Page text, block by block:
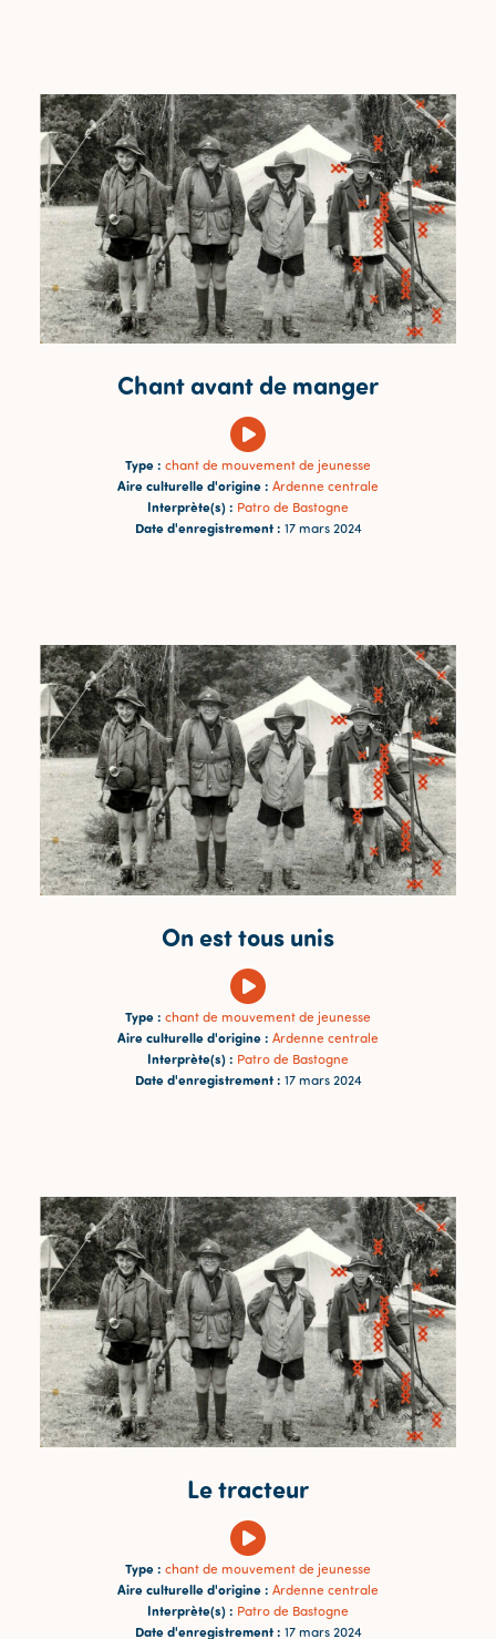
Chant avant de manger
Type : chant de mouvement de jeunesse
Aire culturelle d'origine : Ardenne centrale
Interprète(s) : Patro de Bastogne
Date d'enregistrement : 17 mars 2024
On est tous unis
Type : chant de mouvement de jeunesse
Aire culturelle d'origine : Ardenne centrale
Interprète(s) : Patro de Bastogne
Date d'enregistrement : 17 mars 2024
Le tracteur
Type : chant de mouvement de jeunesse
Aire culturelle d'origine : Ardenne centrale
Interprète(s) : Patro de Bastogne
Date d'enregistrement : 17 mars 2024